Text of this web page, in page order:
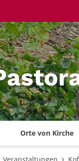
Orte von Kirche